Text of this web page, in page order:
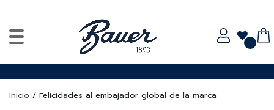
Inicio / Felicidades al embajador global de la marca